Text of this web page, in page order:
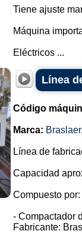
Tiene ajuste
Máquina
Eléctricos ...
Línea
Código
Marca: Braslaer
Línea de
Capacidad
Compuesto por:
- Compactador
Fabricante: